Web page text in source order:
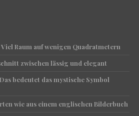
Raum auf wenigen Quadratmetern
zwischen lässig und elegant
bedeutet das mystische Symbol
wie aus einem englischen Bilderbuch